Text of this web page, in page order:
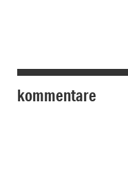
kommentare